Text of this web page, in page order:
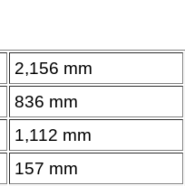
2,156 mm
836 mm
1,112 mm
157 mm